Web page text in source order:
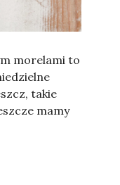
morelami to
takie
mamy